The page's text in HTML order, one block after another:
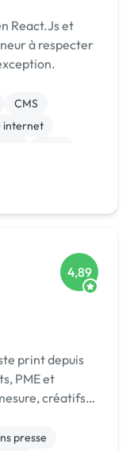
React.Js et
à respecter
CMS
internet
4,89
print depuis
PME et
créatifs
presse